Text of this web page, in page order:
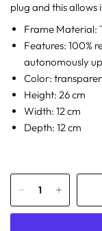
plug and this
Frame Material:
Features: 100%
autonomously
Color:
Height: 26 cm
Width: 12 cm
Depth: 12 cm